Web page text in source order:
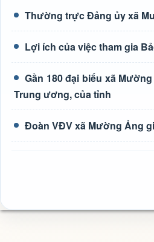
Thường trực Đảng ủy xã
Lợi ích của việc tham gia
Gần 180 đại biểu xã
Trung ương, của tỉnh
Đoàn VĐV xã Mường Ảng